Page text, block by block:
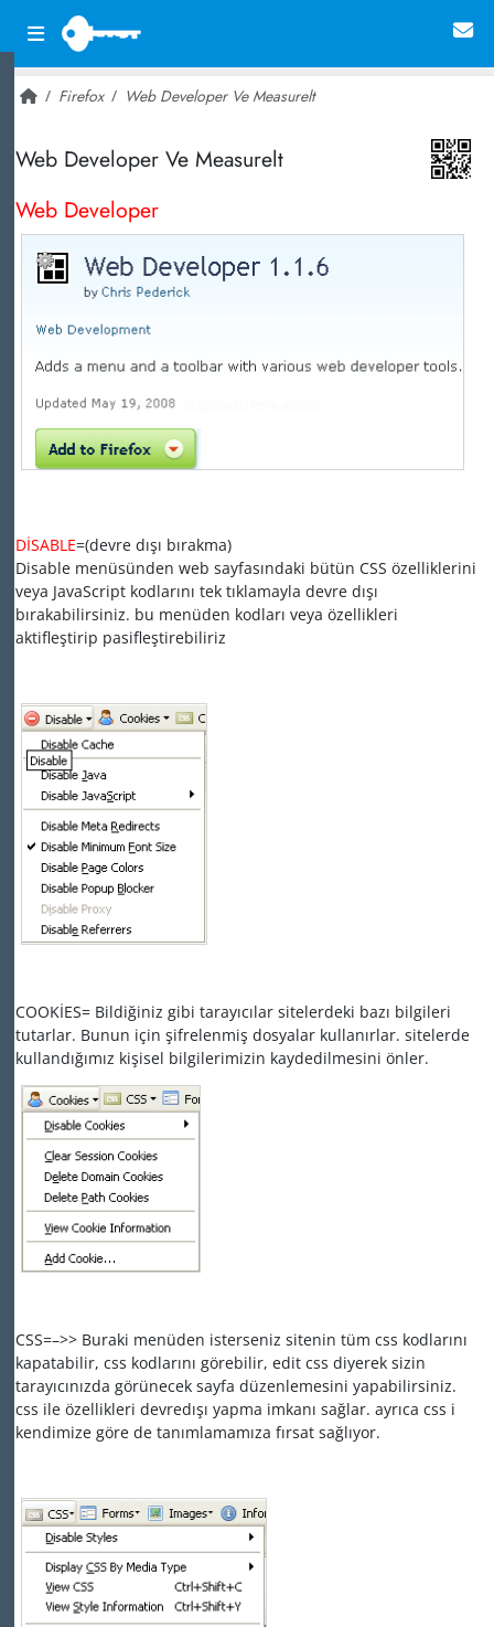
Firefox Web Developer Ve Measurelt
Web Developer Ve Measurelt
Web Developer
DİSABLE=(devre dışı bırakma)
Disable menüsünden web sayfasındaki bütün CSS özelliklerini
veya JavaScript kodlarını tek tıklamayla devre dışı
bırakabilirsiniz. bu menüden kodları veya özellikleri
aktifleştirip pasifleştirebiliriz
COOKİES= Bildiğiniz gibi tarayıcılar sitelerdeki bazı bilgileri
tutarlar. Bunun için şifrelenmiş dosyalar kullanırlar. sitelerde
kullandığımız kişisel bilgilerimizin kaydedilmesini önler.
CSS=–>> Buraki menüden isterseniz sitenin tüm css kodlarını
kapatabilir, css kodlarını görebilir, edit css diyerek sizin
tarayıcınızda görünecek sayfa düzenlemesini yapabilirsiniz.
css ile özellikleri devredışı yapma imkanı sağlar. ayrıca css i
kendimize göre de tanımlamamıza fırsat sağlıyor.